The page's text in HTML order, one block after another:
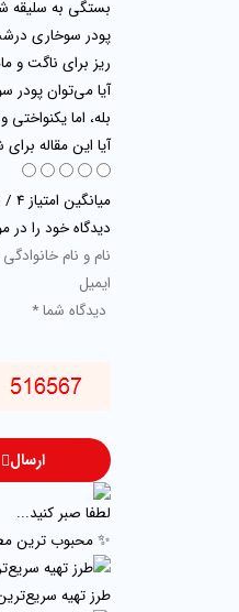
بستگی به سلیقه
پودر سوخاری
ریز برای ناگت
آیا می‌توان پودر
بله، اما
آیا این مقاله
میانگین امتیاز 4 / 5. تعداد رای‌ها 2
دیدگاه خود را
ارسال
لطفا صبر کنید...
✨ محبوب ترین
طرز تهیه